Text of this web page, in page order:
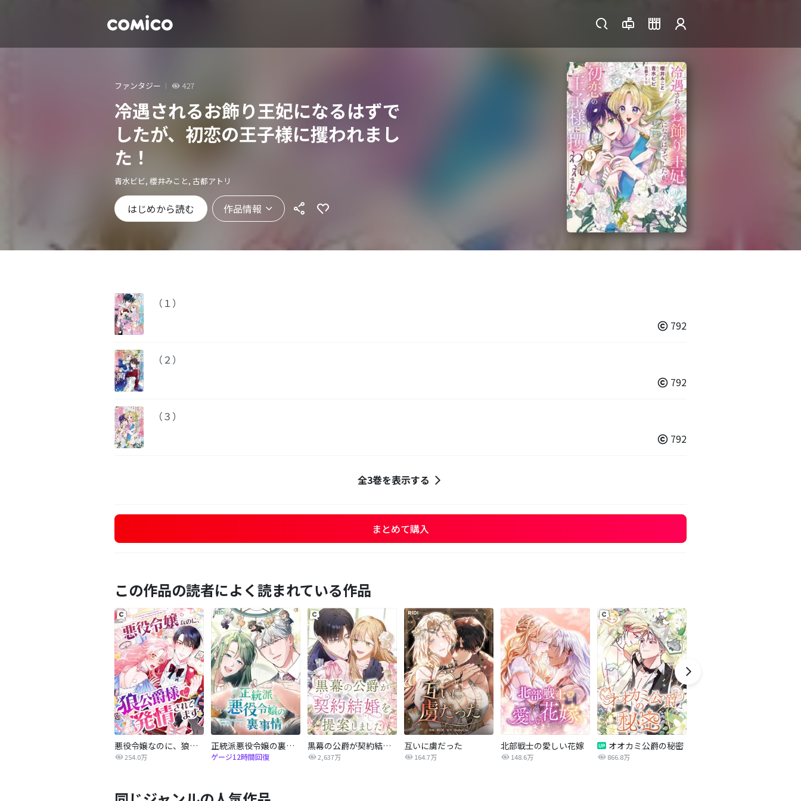
ファンタジー 427
冷遇されるお飾り王妃になるはずで
したが、初恋の王子様に攫われまし
た！
青水ビビ, 櫻井みこと, 古都アトリ
はじめから読む 作品情報
（１）
792
（２）
792
（３）
792
全3巻を表示する
まとめて購入
この作品の読者によく読まれている作品
悪役令嬢なのに、狼公爵様に発情されてます
254.0万
正統派悪役令嬢の裏事情
ゲージ12時間回復
黒幕の公爵が契約結婚を提案しました
2,637万
互いに虜だった
164.7万
北部戦士の愛しい花嫁
148.6万
オオカミ公爵の秘密
866.8万